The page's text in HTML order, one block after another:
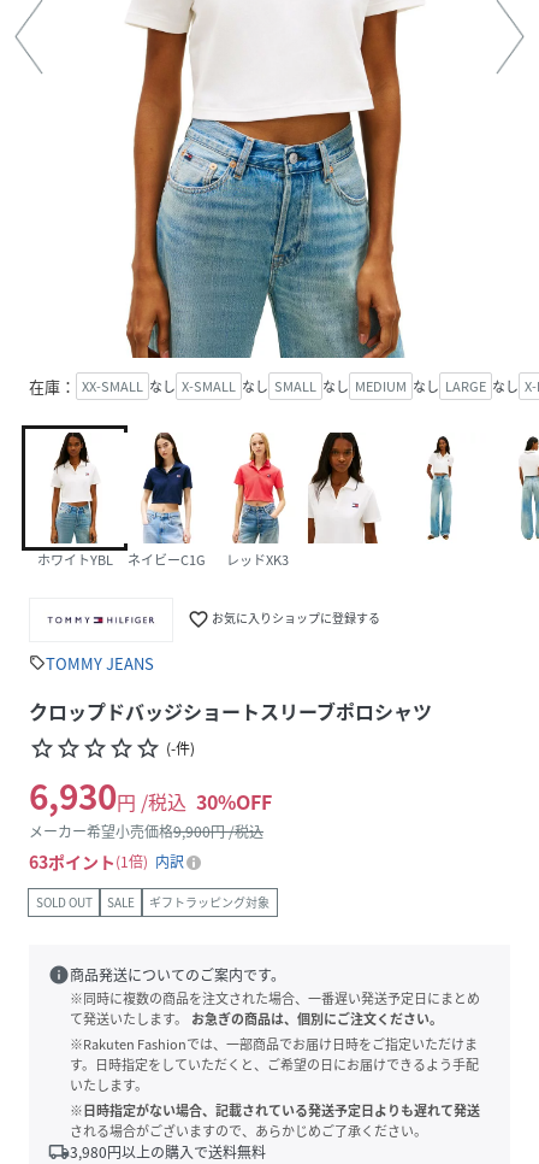
在庫： XX-SMALL なし X-SMALL なし SMALL なし MEDIUM なし LARGE なし
ホワイトYBL ネイビーC1G レッドXK3
favorite_border お気に入りショップに登録する
sellTOMMY JEANS
クロップドバッジショートスリーブポロシャツ
star_borderstar_borderstar_borderstar_borderstar_border (-件)
6,930円 /税込 30%OFF
メーカー希望小売価格9,900円 /税込
63ポイント 1倍 内訳
SOLD OUT SALE ギフトラッピング対象
info商品発送についてのご案内です。
※同時に複数の商品を注文された場合、一番遅い発送予定日にまとめ
て発送いたします。
お急ぎの商品は、個別にご注文ください。
※Rakuten Fashionでは、一部商品でお届け日時をご指定いただけま
す。日時指定をしていただくと、ご希望の日にお届けできるよう手配
いたします。
※日時指定がない場合、記載されている発送予定日よりも遅れて発送
される場合がございますので、あらかじめご了承ください。
local_shipping3,980円以上の購入で送料無料